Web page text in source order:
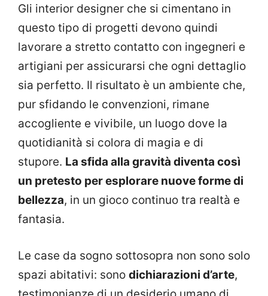
Gli interior designer che si cimentano in
questo tipo di progetti devono quindi
lavorare a stretto contatto con ingegneri e
artigiani per assicurarsi che ogni dettaglio
sia perfetto. Il risultato è un ambiente che,
pur sfidando le convenzioni, rimane
accogliente e vivibile, un luogo dove la
quotidianità si colora di magia e di
stupore. La sfida alla gravità diventa così
un pretesto per esplorare nuove forme di
bellezza, in un gioco continuo tra realtà e
fantasia.
Le case da sogno sottosopra non sono solo
spazi abitativi: sono dichiarazioni d’arte,